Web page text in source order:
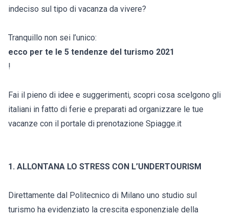
indeciso sul tipo di vacanza da vivere?
Tranquillo non sei l’unico:
ecco per te le 5 tendenze del turismo 2021
!
Fai il pieno di idee e suggerimenti, scopri cosa scelgono gli
italiani in fatto di ferie e preparati ad organizzare le tue
vacanze con il portale di prenotazione Spiagge.it
1. ALLONTANA LO STRESS CON L’UNDERTOURISM
Direttamente dal Politecnico di Milano uno studio sul
turismo ha evidenziato la crescita esponenziale della